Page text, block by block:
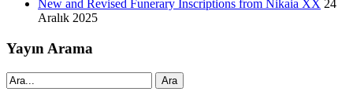
New and Revised Funerary Inscriptions from Nikaia XX 24
Aralık 2025
Yayın Arama
Ara